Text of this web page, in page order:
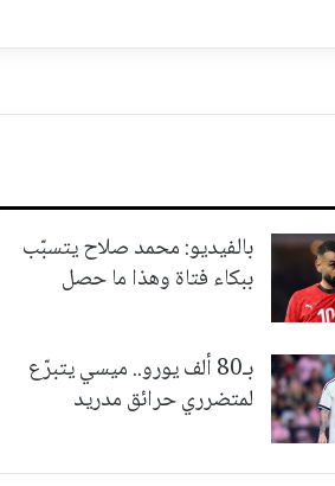
بالفيديو: محمد صلاح يتسبّب
ببكاء فتاة وهذا ما حصل
بـ80 ألف يورو.. ميسي يتبرّع
لمتضرري حرائق مدريد